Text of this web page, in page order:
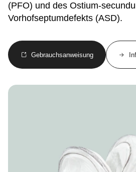
(PFO) und des Ostium-
Vorhofseptumdefekts (ASD).
Gebrauchsanweisung
Image